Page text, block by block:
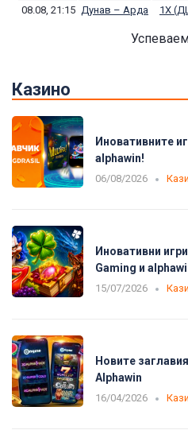
08.08, 21:15 Дунав – Арда 1Х
Казино
Иновативните
alphawin!
06/08/2026
Иновативни
Gaming и
15/07/2026
Новите
Alphawin
16/04/2026